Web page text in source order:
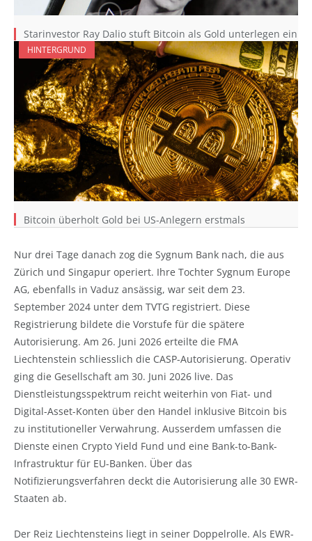
Starinvestor Ray Dalio stuft Bitcoin als Gold unterlegen ein
HINTERGRUND
Bitcoin überholt Gold bei US-Anlegern erstmals
Nur drei Tage danach zog die Sygnum Bank nach, die aus
Zürich und Singapur operiert. Ihre Tochter Sygnum Europe
AG, ebenfalls in Vaduz ansässig, war seit dem 23.
September 2024 unter dem TVTG registriert. Diese
Registrierung bildete die Vorstufe für die spätere
Autorisierung. Am 26. Juni 2026 erteilte die FMA
Liechtenstein schliesslich die CASP-Autorisierung. Operativ
ging die Gesellschaft am 30. Juni 2026 live. Das
Dienstleistungsspektrum reicht weiterhin von Fiat- und
Digital-Asset-Konten über den Handel inklusive Bitcoin bis
zu institutioneller Verwahrung. Ausserdem umfassen die
Dienste einen Crypto Yield Fund und eine Bank-to-Bank-
Infrastruktur für EU-Banken. Über das
Notifizierungsverfahren deckt die Autorisierung alle 30 EWR-
Staaten ab.
Der Reiz Liechtensteins liegt in seiner Doppelrolle. Als EWR-